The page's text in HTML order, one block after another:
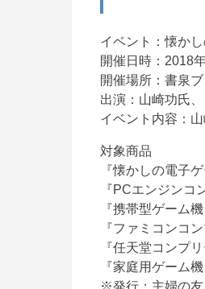
イベント：懐か
開催日時：2018
開催場所：書泉
出演：山崎功氏
イベント内容：
対象商品
『懐かしの電子
『PCエンジンコ
『携帯型ゲーム
『ファミコンコ
『任天堂コンプ
『家庭用ゲーム
※発行：主婦の友